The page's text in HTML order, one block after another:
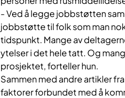
- Ved å legge jobbstøtten
jobbstøtte til folk som man
tidspunkt. Mange av
ytelser i det hele tatt. Og
prosjektet, forteller hun.
Sammen med andre artikler
faktorer forbundet med å